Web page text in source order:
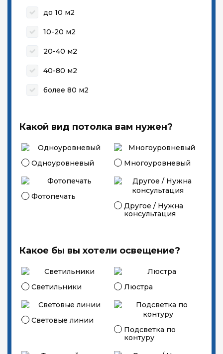
до 10 м2
10-20 м2
20-40 м2
40-80 м2
более 80 м2
Какой вид потолка вам нужен?
Одноуровневый Многоуровневый
Фотопечать
Другое / Нужна
консультация
Какое бы вы хотели освещение?
Светильники Люстра
Световые линии
Подсветка по
контуру